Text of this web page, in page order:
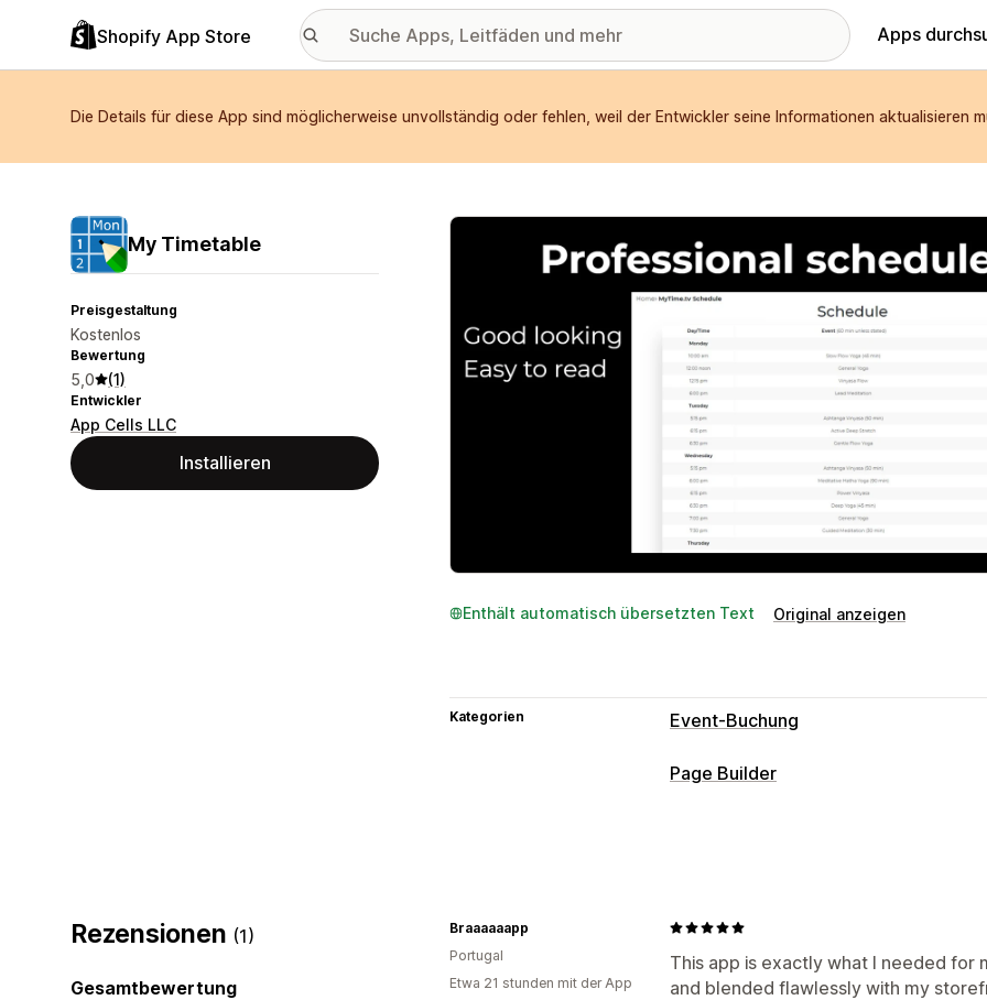
Shopify App Store Apps
Die Details für diese App sind möglicherweise unvollständig oder fehlen, weil der Entwickler seine Informationen aktualisieren
My Timetable
Preisgestaltung
Kostenlos
Bewertung
5,0 (1)
Entwickler
App Cells LLC
Installieren
Vorgestellte Bildergalerie
Enthält automatisch übersetzten Text Original anzeigen
Kategorien Event-Buchung
Page Builder
Rezensionen (1)
Gesamtbewertung
This app is exactly what I needed for
and blended flawlessly with my
Braaaaaapp
Portugal
Etwa 21 stunden mit der App